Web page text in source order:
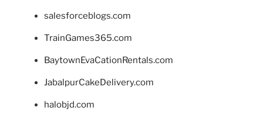
salesforceblogs.com
TrainGames365.com
BaytownEvaCationRentals.com
JabalpurCakeDelivery.com
halobjd.com